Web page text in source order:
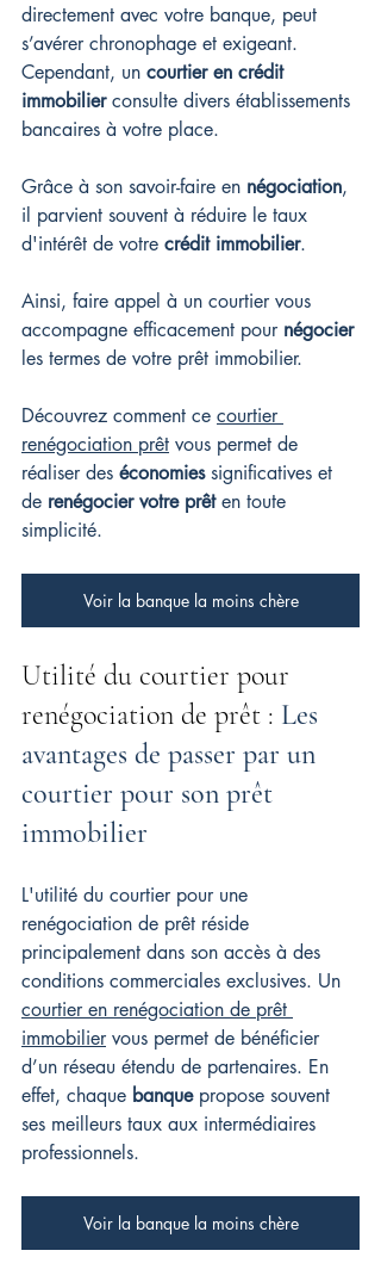
directement avec votre banque, peut
s’avérer chronophage et exigeant.
Cependant, un courtier en crédit
immobilier consulte divers établissements
bancaires à votre place.
Grâce à son savoir-faire en négociation,
il parvient souvent à réduire le taux
d'intérêt de votre crédit immobilier.
Ainsi, faire appel à un courtier vous
accompagne efficacement pour négocier
les termes de votre prêt immobilier.
Découvrez comment ce courtier
renégociation prêt vous permet de
réaliser des économies significatives et
de renégocier votre prêt en toute
simplicité.
Voir la banque la moins chère
Utilité du courtier pour
renégociation de prêt : Les
avantages de passer par un
courtier pour son prêt
immobilier
L'utilité du courtier pour une
renégociation de prêt réside
principalement dans son accès à des
conditions commerciales exclusives. Un
courtier en renégociation de prêt
immobilier vous permet de bénéficier
d’un réseau étendu de partenaires. En
effet, chaque banque propose souvent
ses meilleurs taux aux intermédiaires
professionnels.
Voir la banque la moins chère